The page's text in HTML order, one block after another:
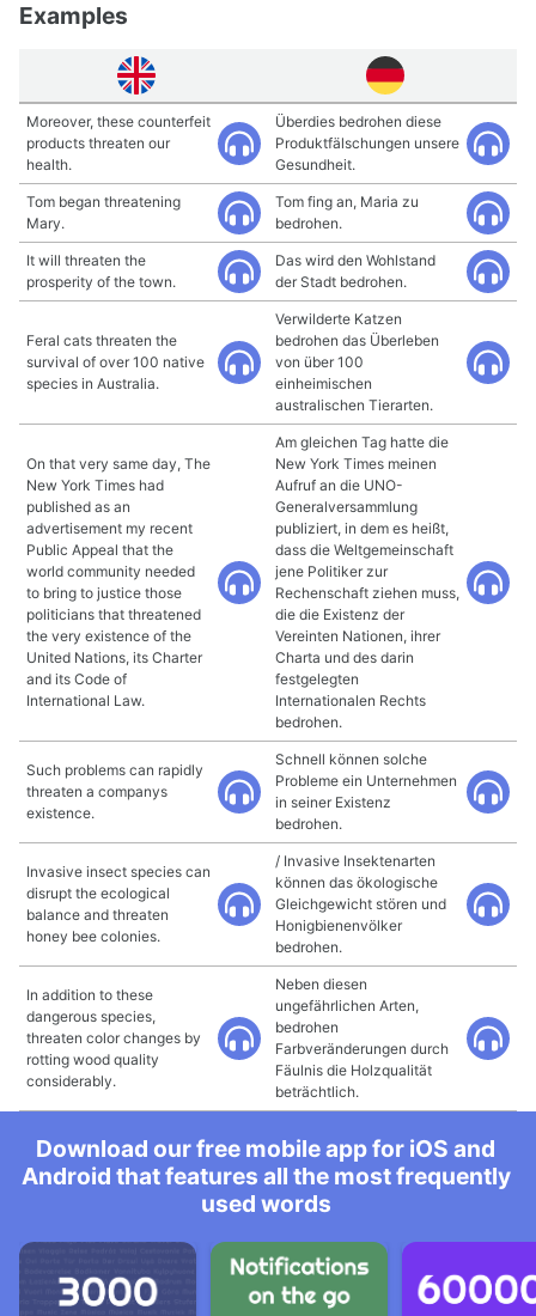
Examples
Moreover, these counterfeit
products threaten our
health.
Überdies bedrohen diese
Produktfälschungen unsere
Gesundheit.
Tom began threatening
Mary.
Tom fing an, Maria zu
bedrohen.
It will threaten the
prosperity of the town.
Das wird den Wohlstand
der Stadt bedrohen.
Feral cats threaten the
survival of over 100 native
species in Australia.
Verwilderte Katzen
bedrohen das Überleben
von über 100
einheimischen
australischen Tierarten.
On that very same day, The
New York Times had
published as an
advertisement my recent
Public Appeal that the
world community needed
to bring to justice those
politicians that threatened
the very existence of the
United Nations, its Charter
and its Code of
International Law.
Am gleichen Tag hatte die
New York Times meinen
Aufruf an die UNO-
Generalversammlung
publiziert, in dem es heißt,
dass die Weltgemeinschaft
jene Politiker zur
Rechenschaft ziehen muss,
die die Existenz der
Vereinten Nationen, ihrer
Charta und des darin
festgelegten
Internationalen Rechts
bedrohen.
Such problems can rapidly
threaten a companys
existence.
Schnell können solche
Probleme ein Unternehmen
in seiner Existenz
bedrohen.
Invasive insect species can
disrupt the ecological
balance and threaten
honey bee colonies.
/ Invasive Insektenarten
können das ökologische
Gleichgewicht stören und
Honigbienenvölker
bedrohen.
In addition to these
dangerous species,
threaten color changes by
rotting wood quality
considerably.
Neben diesen
ungefährlichen Arten,
bedrohen
Farbveränderungen durch
Fäulnis die Holzqualität
beträchtlich.
Download our free mobile app for iOS and
Android that features all the most frequently
used words